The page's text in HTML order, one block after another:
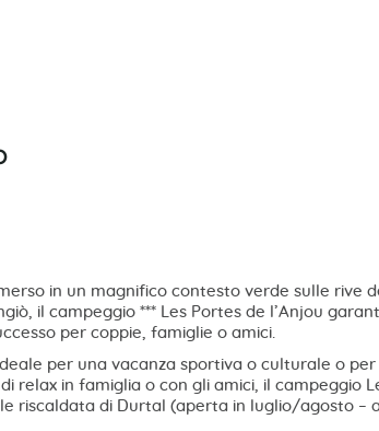
in un magnifico contesto verde sulle rive
il campeggio *** Les Portes de l’Anjou
per coppie, famiglie o amici.
per una vacanza sportiva o culturale o per
relax in famiglia o con gli amici, il campeggio
riscaldata di Durtal (aperta in luglio/agosto –